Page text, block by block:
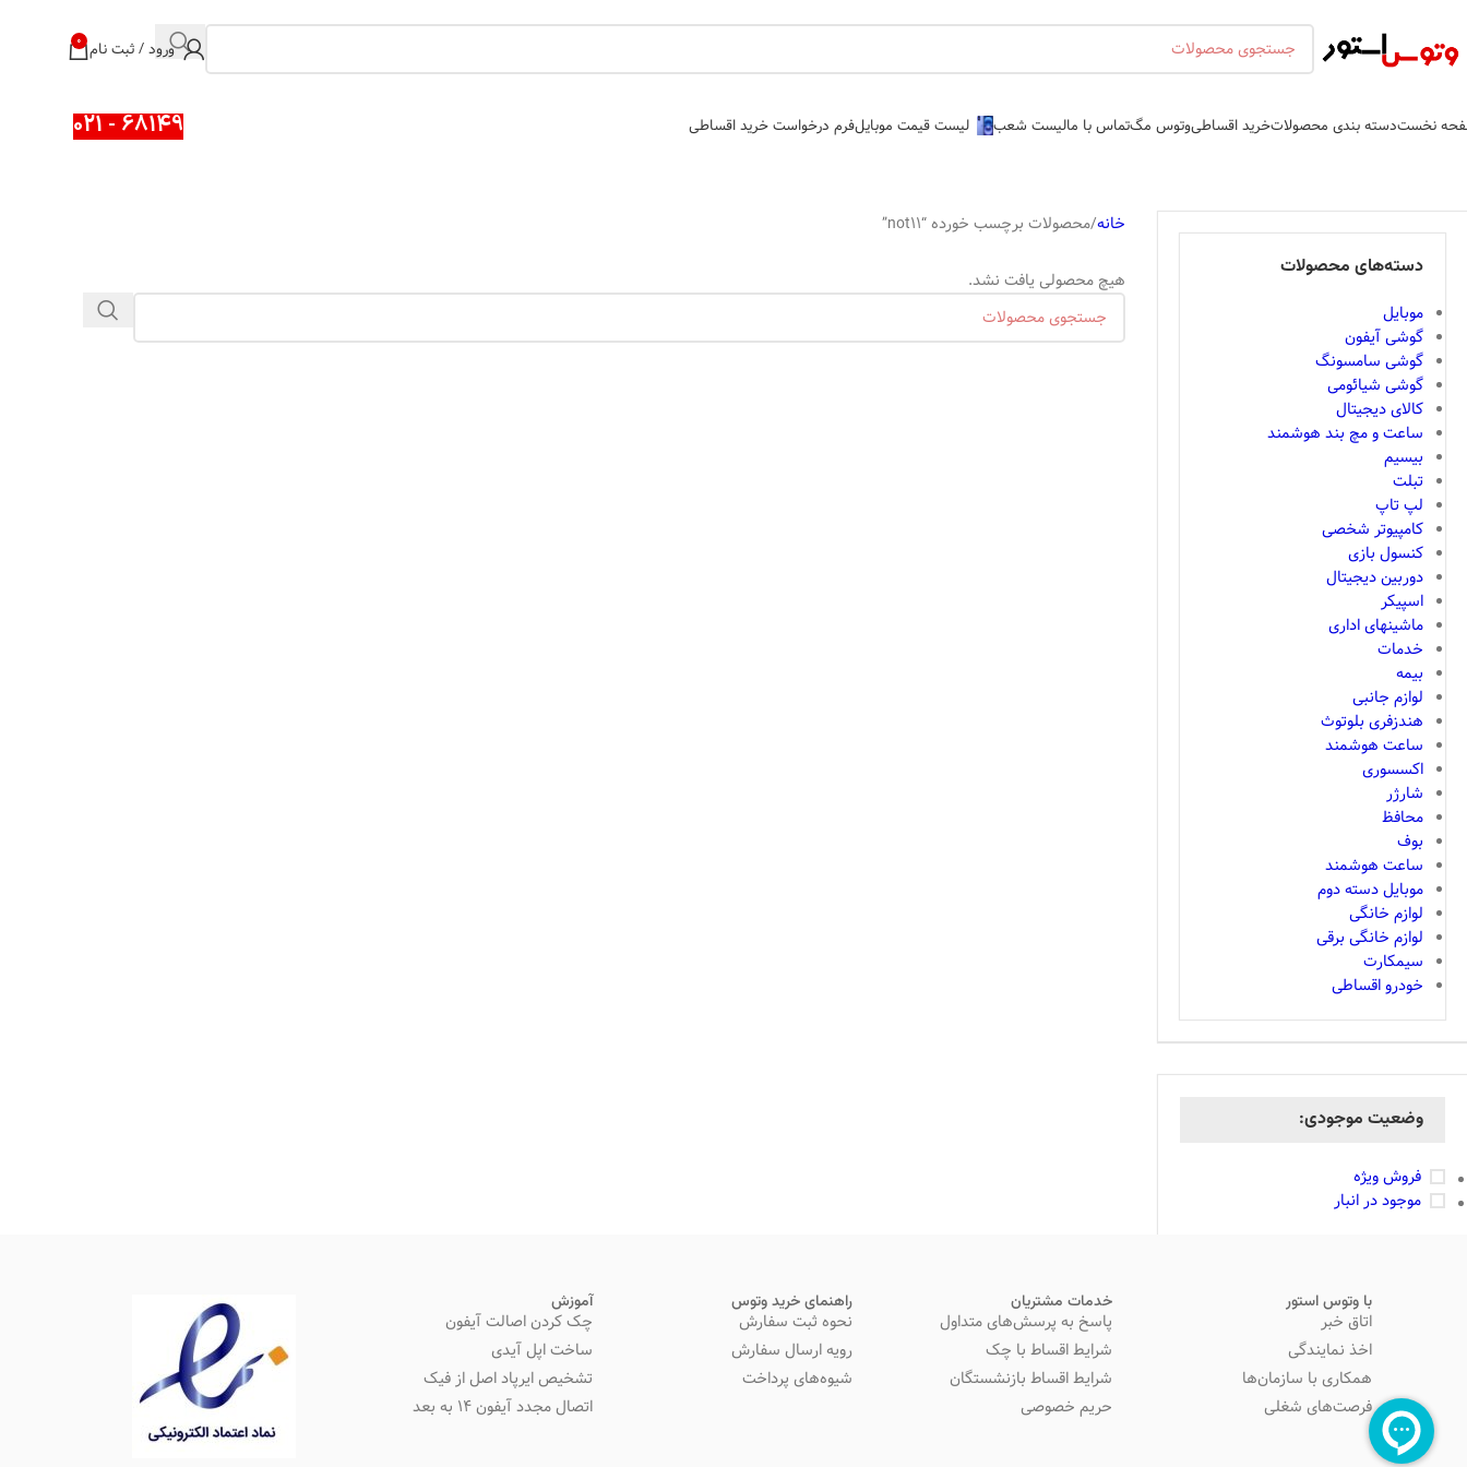
ورود / ثبت نام 0
نخستدسته بندی محصولاتخرید اقساطیوتوس مگتماس با مالیست شعب لیست قیمت موبایلفرم درخواست خرید اقساطی 68149 - 021
دسته‌های محصولات
موبایل
گوشی آیفون
گوشی سامسونگ
گوشی شیائومی
کالای دیجیتال
ساعت و مچ بند هوشمند
بیسیم
تبلت
لپ تاپ
کامپیوتر شخصی
کنسول بازی
دوربین دیجیتال
اسپیکر
ماشینهای اداری
خدمات
بیمه
لوازم جانبی
هندزفری بلوتوث
ساعت هوشمند
اکسسوری
شارژر
محافظ
بوف
ساعت هوشمند
موبایل دسته دوم
لوازم خانگی
لوازم خانگی برقی
سیمکارت
خودرو اقساطی
وضعیت موجودی:
فروش ویژه
موجود در انبار
خانه محصولات برچسب خورده “not11”
هیچ محصولی یافت نشد.
با وتوس استور
اتاق خبر
اخذ نمایندگی
همکاری با سازمان‌ها
فرصت‌های شغلی
خدمات مشتریان
پاسخ به پرسش‌های متداول
شرایط اقساط با چک
شرایط اقساط بازنشستگان
حریم خصوصی
راهنمای خرید وتوس
نحوه ثبت سفارش
رویه ارسال سفارش
شیوه‌های پرداخت
آموزش
چک کردن اصالت آیفون
ساخت اپل آیدی
تشخیص ایرپاد اصل از فیک
اتصال مجدد آیفون 14 به بعد